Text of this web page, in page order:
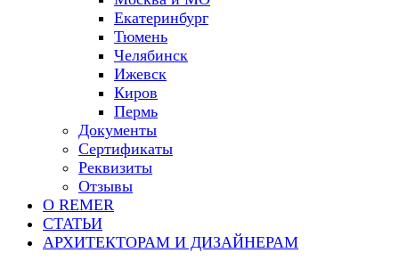
Екатеринбург
Тюмень
Челябинск
Ижевск
Киров
Пермь
Документы
Сертификаты
Реквизиты
Отзывы
О REMER
СТАТЬИ
АРХИТЕКТОРАМ И ДИЗАЙНЕРАМ